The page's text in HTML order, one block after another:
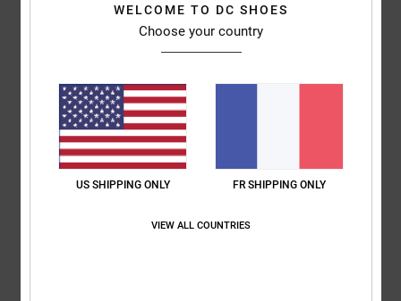
Taille
Trop petit Trop grand
WELCOME TO DC SHOES
Choose your country
US SHIPPING ONLY FR SHIPPING ONLY
VIEW ALL COUNTRIES